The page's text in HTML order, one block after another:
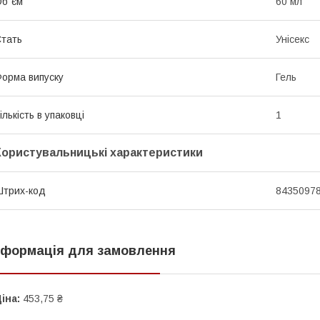
Унісекс
випуску Гель
в упаковці 1
характеристики
код
для замовлення
453,75 ₴